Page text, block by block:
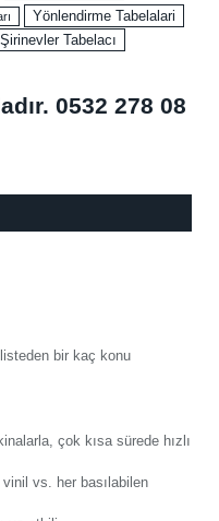
Yönlendirme Tabelalari
Şirinevler Tabelacı
0532 278 08
bir kaç konu
çok kısa sürede hızlı
vs. her basılabilen